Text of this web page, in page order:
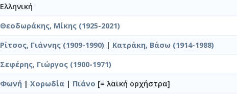
Ελληνική
Θεοδωράκης, Μίκης (1925-2021)
Ρίτσος, Γιάννης (1909-1990) | Κατράκη, Βάσω (1914-1988)
Σεφέρης, Γιώργος (1900-1971)
Φωνή | Χορωδία | Πιάνο [= λαϊκή ορχήστρα]